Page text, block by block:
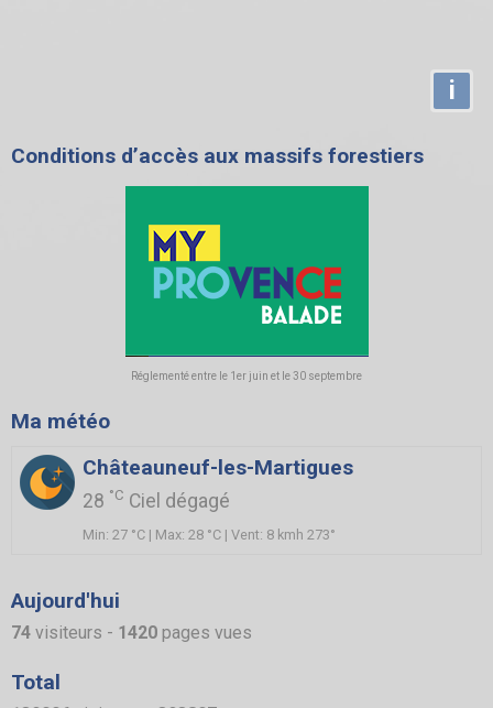
i
Conditions d’accès aux massifs forestiers
Réglementé entre le 1er juin et le 30 septembre
Ma météo
Châteauneuf-les-Martigues
28 °C Ciel dégagé
Min: 27 °C | Max: 28 °C | Vent: 8 kmh 273°
Aujourd'hui
74 visiteurs - 1420 pages vues
Total